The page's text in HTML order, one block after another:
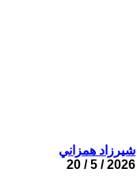
شيرزاد همزاني
2026 / 5 / 20